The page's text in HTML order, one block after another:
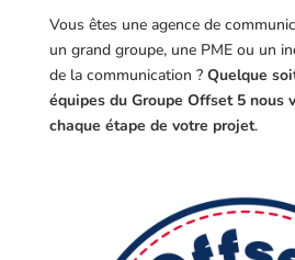
Vous êtes une agence de
un grand groupe, une PME ou un
de la communication ? Quelque
équipes du Groupe Offset 5 nous
chaque étape de votre projet.